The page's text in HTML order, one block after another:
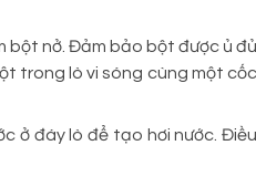
bột nở. Đảm bảo bột được ủ đủ
trong lò vi sóng cùng một cốc
ở đáy lò để tạo hơi nước. Điều